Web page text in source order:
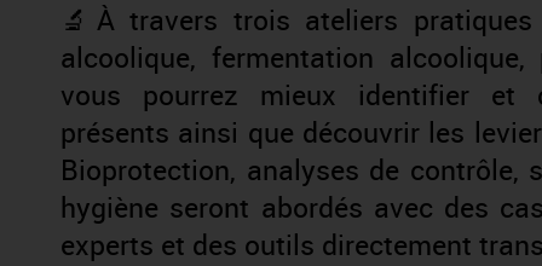
🔬À travers trois ateliers
alcoolique, fermentation
vous pourrez mieux identifier et
présents ainsi que découvrir les
Bioprotection, analyses de contrôle,
hygiène seront abordés avec des
experts et des outils directement